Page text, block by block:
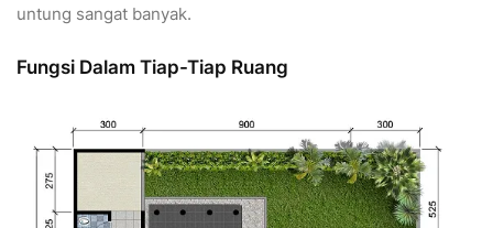
untung sangat banyak.
Fungsi Dalam Tiap-Tiap Ruang